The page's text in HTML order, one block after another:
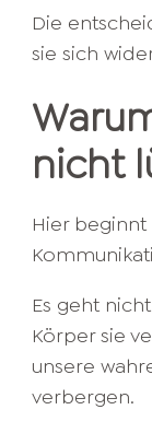
Die
sie sich
nicht
Hier
Es geht
Körper sie
unsere
verbergen.